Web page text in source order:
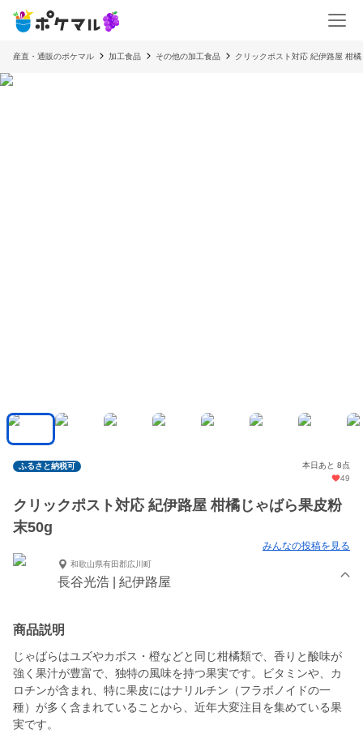
産直・通販のポケマル 加工食品 その他の加工食品 クリックポスト対応 紀伊路屋 柑
ふるさと納税可
本日あと 8点
49
クリックポスト対応 紀伊路屋 柑橘じゃばら果皮粉
末50g
みんなの投稿を見る
和歌山県有田郡広川町
長谷光浩 | 紀伊路屋
商品説明
じゃばらはユズやカボス・橙などと同じ柑橘類で、香りと酸味が
強く果汁が豊富で、独特の風味を持つ果実です。ビタミンや、カ
ロチンが含まれ、特に果皮にはナリルチン（フラボノイドの一
種）が多く含まれていることから、近年大変注目を集めている果
実です。